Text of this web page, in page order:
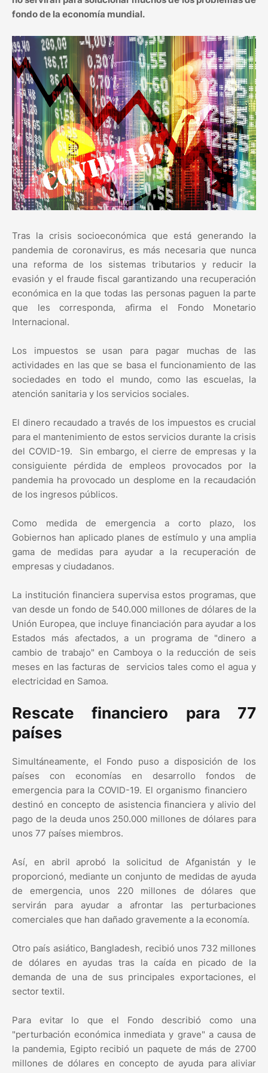
fondo de la economía mundial.
Tras la crisis socioeconómica que está generando la
pandemia de coronavirus, es más necesaria que nunca
una reforma de los sistemas tributarios y reducir la
evasión y el fraude fiscal garantizando una recuperación
económica en la que todas las personas paguen la parte
que les corresponda, afirma el Fondo Monetario
Internacional.
Los impuestos se usan para pagar muchas de las
actividades en las que se basa el funcionamiento de las
sociedades en todo el mundo, como las escuelas, la
atención sanitaria y los servicios sociales.
El dinero recaudado a través de los impuestos es crucial
para el mantenimiento de estos servicios durante la crisis
del COVID-19. Sin embargo, el cierre de empresas y la
consiguiente pérdida de empleos provocados por la
pandemia ha provocado un desplome en la recaudación
de los ingresos públicos.
Como medida de emergencia a corto plazo, los
Gobiernos han aplicado planes de estímulo y una amplia
gama de medidas para ayudar a la recuperación de
empresas y ciudadanos.
La institución financiera supervisa estos programas, que
van desde un fondo de 540.000 millones de dólares de la
Unión Europea, que incluye financiación para ayudar a los
Estados más afectados, a un programa de "dinero a
cambio de trabajo" en Camboya o la reducción de seis
meses en las facturas de servicios tales como el agua y
electricidad en Samoa.
Rescate financiero para 77
países
Simultáneamente, el Fondo puso a disposición de los
países con economías en desarrollo fondos de
emergencia para la COVID-19. El organismo financiero
destinó en concepto de asistencia financiera y alivio del
pago de la deuda unos 250.000 millones de dólares para
unos 77 países miembros.
Así, en abril aprobó la solicitud de Afganistán y le
proporcionó, mediante un conjunto de medidas de ayuda
de emergencia, unos 220 millones de dólares que
servirán para ayudar a afrontar las perturbaciones
comerciales que han dañado gravemente a la economía.
Otro país asiático, Bangladesh, recibió unos 732 millones
de dólares en ayudas tras la caída en picado de la
demanda de una de sus principales exportaciones, el
sector textil.
Para evitar lo que el Fondo describió como una
"perturbación económica inmediata y grave" a causa de
la pandemia, Egipto recibió un paquete de más de 2700
millones de dólares en concepto de ayuda para aliviar